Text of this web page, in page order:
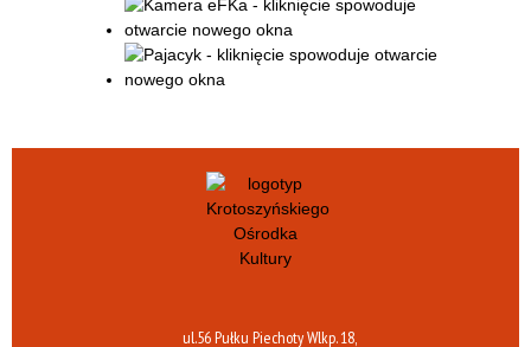
ul.56 Pułku Piechoty Wlkp. 18,